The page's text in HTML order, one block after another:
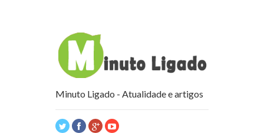
Minuto Ligado - Atualidade e artigos